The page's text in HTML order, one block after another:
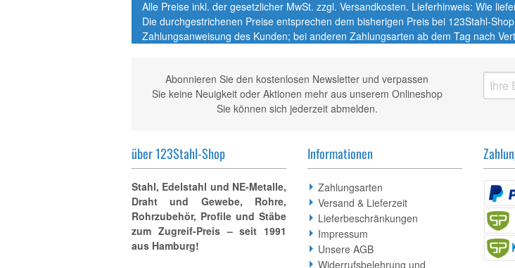
Alle Preise inkl. der gesetzlicher MwSt. zzgl. Versandkosten. Lieferhinweis: Wie
Die durchgestrichenen Preise entsprechen dem bisherigen Preis bei 123Stahl-
Zahlungsanweisung des Kunden; bei anderen Zahlungsarten ab dem Tag nach
Abonnieren Sie den kostenlosen Newsletter und verpassen
Sie keine Neuigkeit oder Aktionen mehr aus unserem Onlineshop
Sie können sich jederzeit abmelden.
über 123Stahl-Shop
Stahl, Edelstahl und NE-Metalle,
Draht und Gewebe, Rohre,
Rohrzubehör, Profile und Stäbe
zum Zugreif-Preis – seit 1991
aus Hamburg!
Informationen
Zahlungsarten
Versand & Lieferzeit
Lieferbeschränkungen
Impressum
Unsere AGB
Widerrufsbelehrung und